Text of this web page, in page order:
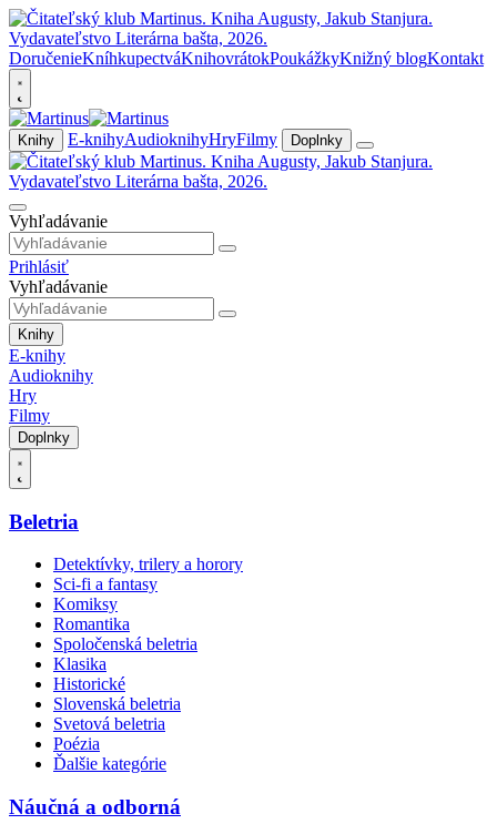
DoručenieKníhkupectváKnihovrátokPoukážkyKnižný blogKontakt
Knihy E-knihyAudioknihyHryFilmy Doplnky
Vyhľadávanie
Prihlásiť
Vyhľadávanie
Knihy
E-knihy
Audioknihy
Hry
Filmy
Doplnky
Beletria
Detektívky, trilery a horory
Sci-fi a fantasy
Komiksy
Romantika
Spoločenská beletria
Klasika
Historické
Slovenská beletria
Svetová beletria
Poézia
Ďalšie kategórie
Náučná a odborná